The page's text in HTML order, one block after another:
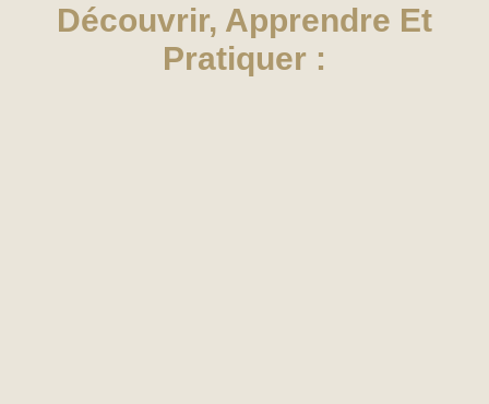
Découvrir, Apprendre Et
Pratiquer :